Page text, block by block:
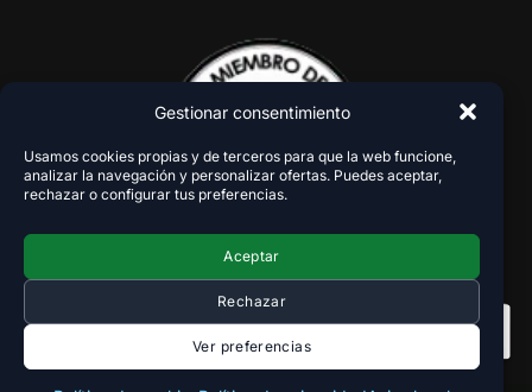
Gestionar consentimiento
Usamos cookies propias y de terceros para que la web funcione,
analizar la navegación y personalizar ofertas. Puedes aceptar,
rechazar o configurar tus preferencias.
Aceptar
Rechazar
Ver preferencias